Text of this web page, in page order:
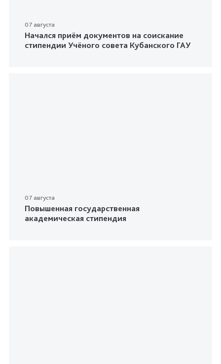
07 августа
Начался приём документов на соискание
стипендии Учёного совета Кубанского ГАУ
07 августа
Повышенная государственная
академическая стипендия